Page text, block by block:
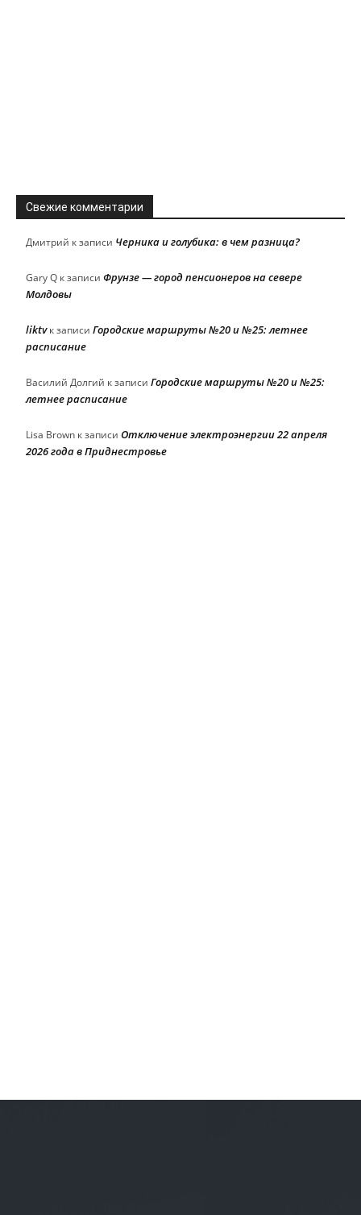
Свежие комментарии
Дмитрий к записи Черника и голубика: в чем разница?
Gary Q к записи Фрунзе — город пенсионеров на севере
Молдовы
liktvк записи Городские маршруты №20 и №25: летнее
расписание
Василий Долгий к записи Городские маршруты №20 и №25:
летнее расписание
Lisa Brown к записи Отключение электроэнергии 22 апреля
2026 года в Приднестровье